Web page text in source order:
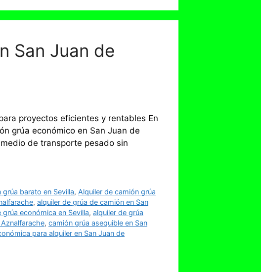
San Juan de
proyectos eficientes y rentables En
grúa económico en San Juan de
de transporte pesado sin
barato en Sevilla, Alquiler de camión grúa
, alquiler de grúa de camión en San
grúa económica en Sevilla, alquiler de grúa
, camión grúa asequible en San
para alquiler en San Juan de